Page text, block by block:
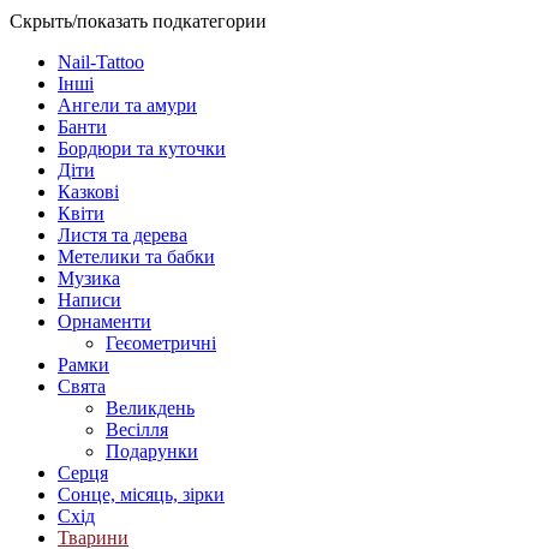
Скрыть/показать подкатегории
Nail-Tattoo
Інші
Ангели та амури
Банти
Бордюри та куточки
Діти
Казкові
Квіти
Листя та дерева
Метелики та бабки
Музика
Написи
Орнаменти
Геєометричні
Рамки
Свята
Великдень
Весілля
Подарунки
Серця
Сонце, місяць, зірки
Схід
Тварини